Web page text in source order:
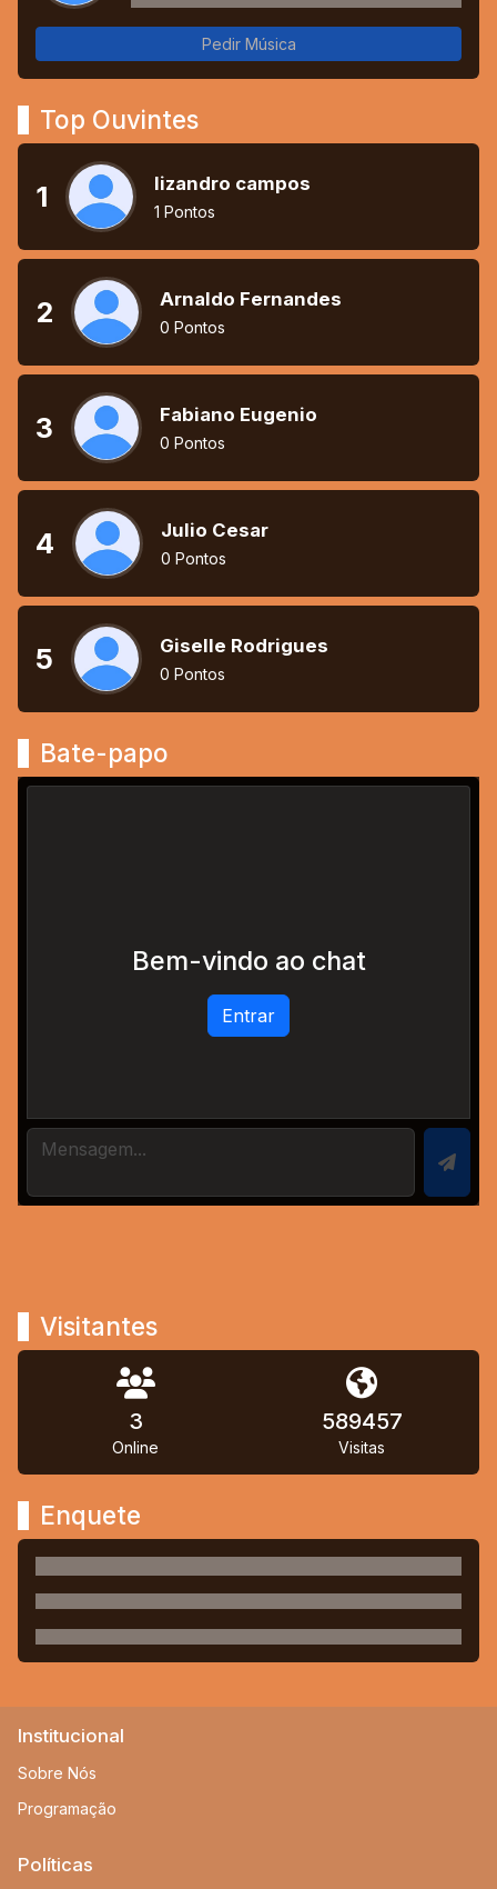
Pedir Música
Top Ouvintes
1 lizandro campos
1 Pontos
2 Arnaldo Fernandes
0 Pontos
3 Fabiano Eugenio
0 Pontos
4 Julio Cesar
0 Pontos
5 Giselle Rodrigues
0 Pontos
Bate-papo
Bem-vindo ao chat
Entrar
Visitantes
3
Online
589457
Visitas
Enquete
Institucional
Sobre Nós
Programação
Políticas